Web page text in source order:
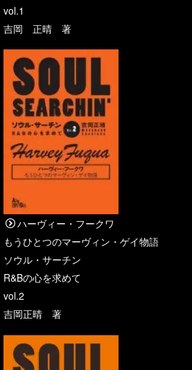
vol.1
吉岡 正晴 著
ハーヴィー・フークワ
もうひとつのマーヴィン・ゲイ物語
ソウル・サーチン
R&Bの心を求めて
vol.2
吉岡正晴 著